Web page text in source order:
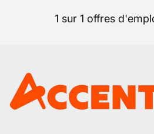
1 sur 1 offres